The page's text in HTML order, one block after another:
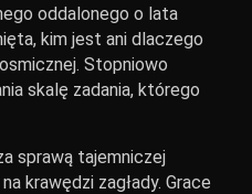
oddalonego o lata
kim jest ani dlaczego
Stopniowo
skalę zadania, którego
sprawą tajemniczej
krawędzi zagłady. Grace